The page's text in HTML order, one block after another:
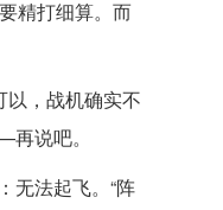
精打细算。而
以，战机确实不
说吧。
无法起飞。“阵